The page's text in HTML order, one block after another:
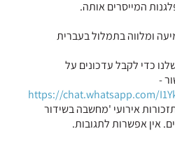
המייסרים אותה.
ומלווה בתמלול בעברית
כדי לקבל עדכונים על
-
https://chat.whatsapp.com/
אירועי 'מחשבה בשידור
אין אפשרות לתגובות.